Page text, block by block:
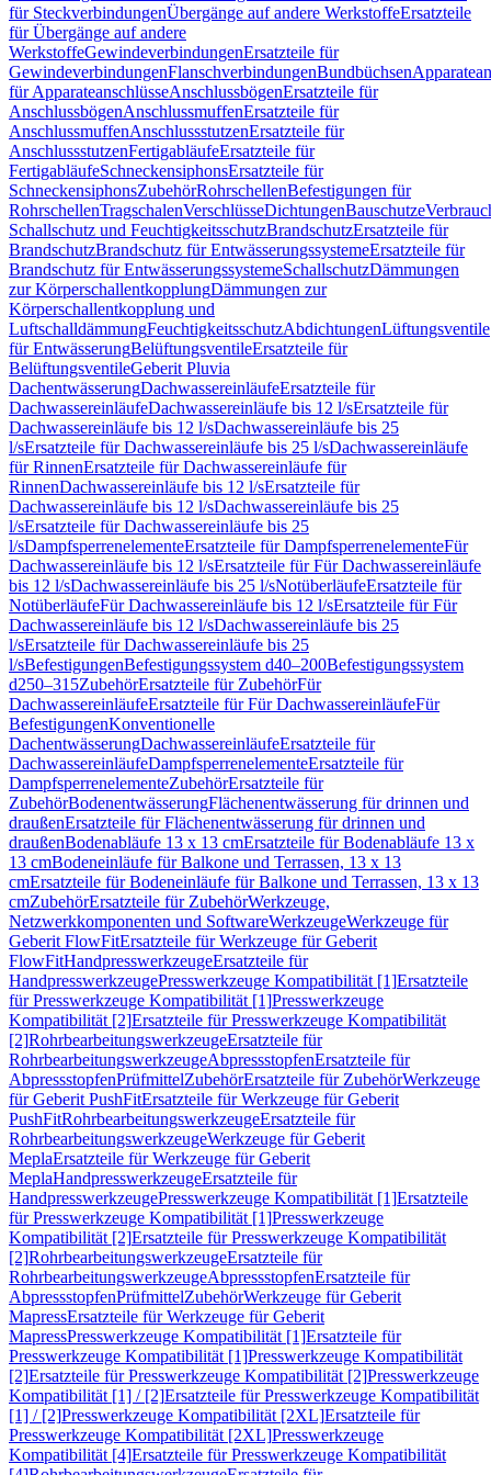
für SteckverbindungenÜbergänge auf andere WerkstoffeErsatzteile
für Übergänge auf andere
WerkstoffeGewindeverbindungenErsatzteile für
GewindeverbindungenFlanschverbindungenBundbüchsen
für ApparateanschlüsseAnschlussbögenErsatzteile für
AnschlussbögenAnschlussmuffenErsatzteile für
AnschlussmuffenAnschlussstutzenErsatzteile für
AnschlussstutzenFertigabläufeErsatzteile für
FertigabläufeSchneckensiphonsErsatzteile für
SchneckensiphonsZubehörRohrschellenBefestigungen für
RohrschellenTragschalenVerschlüsseDichtungenBauschutze
Schallschutz und FeuchtigkeitsschutzBrandschutzErsatzteile für
BrandschutzBrandschutz für EntwässerungssystemeErsatzteile für
Brandschutz für EntwässerungssystemeSchallschutzDämmungen
zur KörperschallentkopplungDämmungen zur
Körperschallentkopplung und
LuftschalldämmungFeuchtigkeitsschutzAbdichtungenLüftungsventile
für EntwässerungBelüftungsventileErsatzteile für
BelüftungsventileGeberit Pluvia
DachentwässerungDachwassereinläufeErsatzteile für
DachwassereinläufeDachwassereinläufe bis 12 l/sErsatzteile für
Dachwassereinläufe bis 12 l/sDachwassereinläufe bis 25
l/sErsatzteile für Dachwassereinläufe bis 25 l/sDachwassereinläufe
für RinnenErsatzteile für Dachwassereinläufe für
RinnenDachwassereinläufe bis 12 l/sErsatzteile für
Dachwassereinläufe bis 12 l/sDachwassereinläufe bis 25
l/sErsatzteile für Dachwassereinläufe bis 25
l/sDampfsperrenelementeErsatzteile für DampfsperrenelementeFür
Dachwassereinläufe bis 12 l/sErsatzteile für Für Dachwassereinläufe
bis 12 l/sDachwassereinläufe bis 25 l/sNotüberläufeErsatzteile für
NotüberläufeFür Dachwassereinläufe bis 12 l/sErsatzteile für Für
Dachwassereinläufe bis 12 l/sDachwassereinläufe bis 25
l/sErsatzteile für Dachwassereinläufe bis 25
l/sBefestigungenBefestigungssystem d40–200Befestigungssystem
d250–315ZubehörErsatzteile für ZubehörFür
DachwassereinläufeErsatzteile für Für DachwassereinläufeFür
BefestigungenKonventionelle
DachentwässerungDachwassereinläufeErsatzteile für
DachwassereinläufeDampfsperrenelementeErsatzteile für
DampfsperrenelementeZubehörErsatzteile für
ZubehörBodenentwässerungFlächenentwässerung für drinnen und
draußenErsatzteile für Flächenentwässerung für drinnen und
draußenBodenabläufe 13 x 13 cmErsatzteile für Bodenabläufe 13 x
13 cmBodeneinläufe für Balkone und Terrassen, 13 x 13
cmErsatzteile für Bodeneinläufe für Balkone und Terrassen, 13 x 13
cmZubehörErsatzteile für ZubehörWerkzeuge,
Netzwerkkomponenten und SoftwareWerkzeugeWerkzeuge für
Geberit FlowFitErsatzteile für Werkzeuge für Geberit
FlowFitHandpresswerkzeugeErsatzteile für
HandpresswerkzeugePresswerkzeuge Kompatibilität [1]Ersatzteile
für Presswerkzeuge Kompatibilität [1]Presswerkzeuge
Kompatibilität [2]Ersatzteile für Presswerkzeuge Kompatibilität
[2]RohrbearbeitungswerkzeugeErsatzteile für
RohrbearbeitungswerkzeugeAbpressstopfenErsatzteile für
AbpressstopfenPrüfmittelZubehörErsatzteile für ZubehörWerkzeuge
für Geberit PushFitErsatzteile für Werkzeuge für Geberit
PushFitRohrbearbeitungswerkzeugeErsatzteile für
RohrbearbeitungswerkzeugeWerkzeuge für Geberit
MeplaErsatzteile für Werkzeuge für Geberit
MeplaHandpresswerkzeugeErsatzteile für
HandpresswerkzeugePresswerkzeuge Kompatibilität [1]Ersatzteile
für Presswerkzeuge Kompatibilität [1]Presswerkzeuge
Kompatibilität [2]Ersatzteile für Presswerkzeuge Kompatibilität
[2]RohrbearbeitungswerkzeugeErsatzteile für
RohrbearbeitungswerkzeugeAbpressstopfenErsatzteile für
AbpressstopfenPrüfmittelZubehörWerkzeuge für Geberit
MapressErsatzteile für Werkzeuge für Geberit
MapressPresswerkzeuge Kompatibilität [1]Ersatzteile für
Presswerkzeuge Kompatibilität [1]Presswerkzeuge Kompatibilität
[2]Ersatzteile für Presswerkzeuge Kompatibilität [2]Presswerkzeuge
Kompatibilität [1] / [2]Ersatzteile für Presswerkzeuge Kompatibilität
[1] / [2]Presswerkzeuge Kompatibilität [2XL]Ersatzteile für
Presswerkzeuge Kompatibilität [2XL]Presswerkzeuge
Kompatibilität [4]Ersatzteile für Presswerkzeuge Kompatibilität